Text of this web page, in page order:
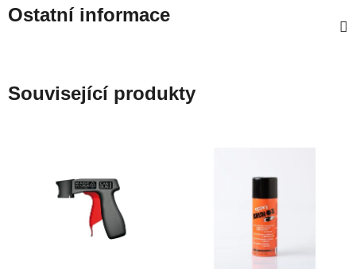
Ostatní informace
Související produkty